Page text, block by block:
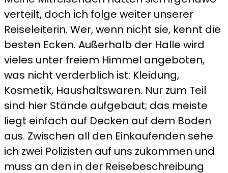
verteilt, doch ich folge weiter unserer
Reiseleiterin. Wer, wenn nicht sie, kennt die
besten Ecken. Außerhalb der Halle wird
vieles unter freiem Himmel angeboten,
was nicht verderblich ist: Kleidung,
Kosmetik, Haushaltswaren. Nur zum Teil
sind hier Stände aufgebaut; das meiste
liegt einfach auf Decken auf dem Boden
aus. Zwischen all den Einkaufenden sehe
ich zwei Polizisten auf uns zukommen und
muss an den in der Reisebeschreibung